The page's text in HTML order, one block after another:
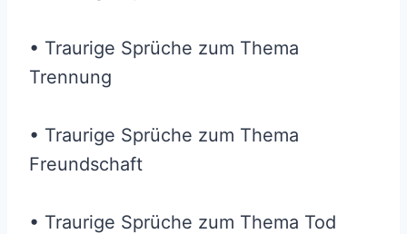
• Traurige Sprüche zum Thema
Trennung
• Traurige Sprüche zum Thema
Freundschaft
• Traurige Sprüche zum Thema Tod